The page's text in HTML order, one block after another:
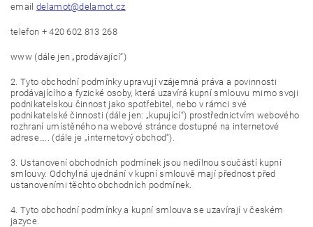
email delamot@delamot.cz
telefon + 420 602 813 268
www (dále jen „prodávající“)
2. Tyto obchodní podmínky upravují vzájemná práva a povinnosti
prodávajícího a fyzické osoby, která uzavírá kupní smlouvu mimo svoji
podnikatelskou činnost jako spotřebitel, nebo v rámci své
podnikatelské činnosti (dále jen: „kupující“) prostřednictvím webového
rozhraní umístěného na webové stránce dostupné na internetové
adrese….. (dále je „internetový obchod“).
3. Ustanovení obchodních podmínek jsou nedílnou součástí kupní
smlouvy. Odchylná ujednání v kupní smlouvě mají přednost před
ustanoveními těchto obchodních podmínek.
4. Tyto obchodní podmínky a kupní smlouva se uzavírají v českém
jazyce.